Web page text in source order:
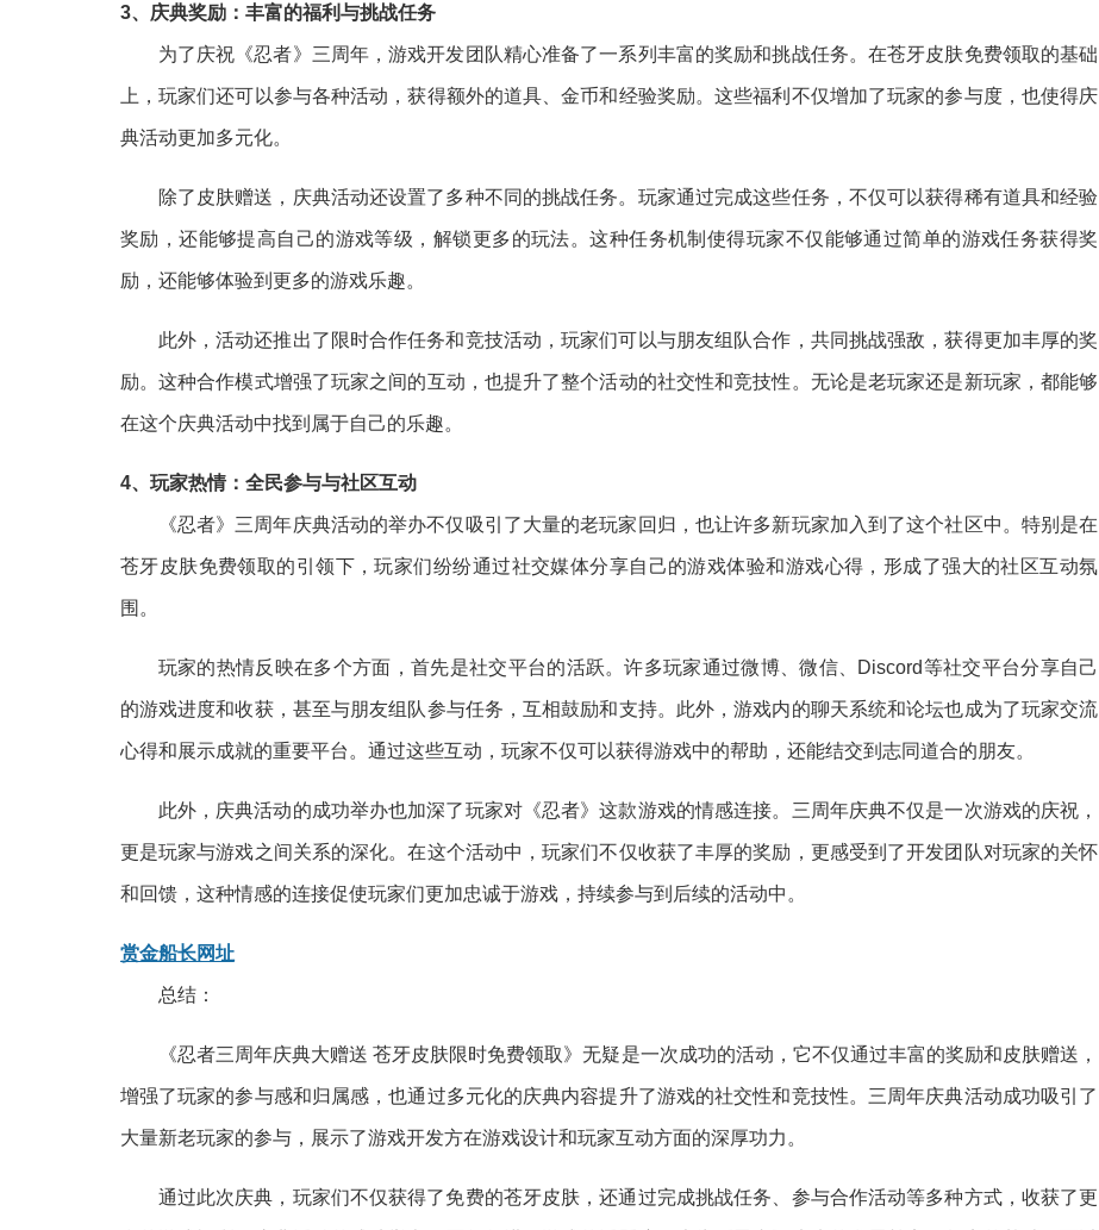
3、庆典奖励：丰富的福利与挑战任务
为了庆祝《忍者》三周年，游戏开发团队精心准备了一系列丰富的奖励和挑战任务。在苍牙皮肤免费领取的基础
上，玩家们还可以参与各种活动，获得额外的道具、金币和经验奖励。这些福利不仅增加了玩家的参与度，也使得庆
典活动更加多元化。
除了皮肤赠送，庆典活动还设置了多种不同的挑战任务。玩家通过完成这些任务，不仅可以获得稀有道具和经验
奖励，还能够提高自己的游戏等级，解锁更多的玩法。这种任务机制使得玩家不仅能够通过简单的游戏任务获得奖
励，还能够体验到更多的游戏乐趣。
此外，活动还推出了限时合作任务和竞技活动，玩家们可以与朋友组队合作，共同挑战强敌，获得更加丰厚的奖
励。这种合作模式增强了玩家之间的互动，也提升了整个活动的社交性和竞技性。无论是老玩家还是新玩家，都能够
在这个庆典活动中找到属于自己的乐趣。
4、玩家热情：全民参与与社区互动
《忍者》三周年庆典活动的举办不仅吸引了大量的老玩家回归，也让许多新玩家加入到了这个社区中。特别是在
苍牙皮肤免费领取的引领下，玩家们纷纷通过社交媒体分享自己的游戏体验和游戏心得，形成了强大的社区互动氛
围。
玩家的热情反映在多个方面，首先是社交平台的活跃。许多玩家通过微博、微信、Discord等社交平台分享自己
的游戏进度和收获，甚至与朋友组队参与任务，互相鼓励和支持。此外，游戏内的聊天系统和论坛也成为了玩家交流
心得和展示成就的重要平台。通过这些互动，玩家不仅可以获得游戏中的帮助，还能结交到志同道合的朋友。
此外，庆典活动的成功举办也加深了玩家对《忍者》这款游戏的情感连接。三周年庆典不仅是一次游戏的庆祝，
更是玩家与游戏之间关系的深化。在这个活动中，玩家们不仅收获了丰厚的奖励，更感受到了开发团队对玩家的关怀
和回馈，这种情感的连接促使玩家们更加忠诚于游戏，持续参与到后续的活动中。
赏金船长网址
总结：
《忍者三周年庆典大赠送 苍牙皮肤限时免费领取》无疑是一次成功的活动，它不仅通过丰富的奖励和皮肤赠送，
增强了玩家的参与感和归属感，也通过多元化的庆典内容提升了游戏的社交性和竞技性。三周年庆典活动成功吸引了
大量新老玩家的参与，展示了游戏开发方在游戏设计和玩家互动方面的深厚功力。
通过此次庆典，玩家们不仅获得了免费的苍牙皮肤，还通过完成挑战任务、参与合作活动等多种方式，收获了更